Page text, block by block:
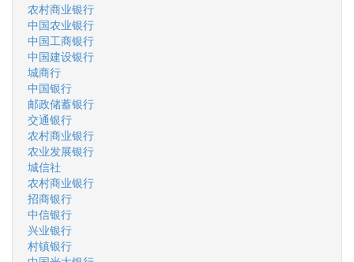
农村商业银行
中国农业银行
中国工商银行
中国建设银行
城商行
中国银行
邮政储蓄银行
交通银行
农村商业银行
农业发展银行
城信社
农村商业银行
招商银行
中信银行
兴业银行
村镇银行